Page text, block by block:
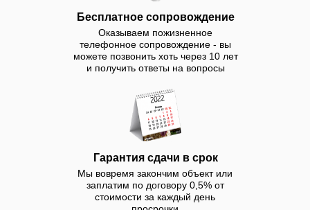
Томске под ключ с
гарантией до 10 лет.
Строительство бассейнов
под ключ в Томске — это
идеальное решение для
тех, кто хотел бы создать
стильное и долговечное
водное пространство на
своем участке. Мы
предлагаем полный спектр
услуг по проектированию,
монтажу и запуску
Бесплатное сопровождение
Оказываем пожизненное
телефонное сопровождение - вы
можете позвонить хоть через 10 лет
и получить ответы на вопросы
Гарантия сдачи в срок
Мы вовремя закончим объект или
заплатим по договору 0,5% от
стоимости за каждый день